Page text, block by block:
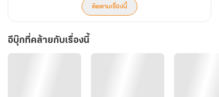
ติดตามเรื่องนี้
อีบุ๊กที่คล้ายกับเรื่องนี้